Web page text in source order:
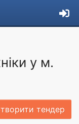
у м.
тендер